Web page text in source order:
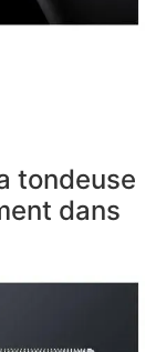
tondeuse
dans